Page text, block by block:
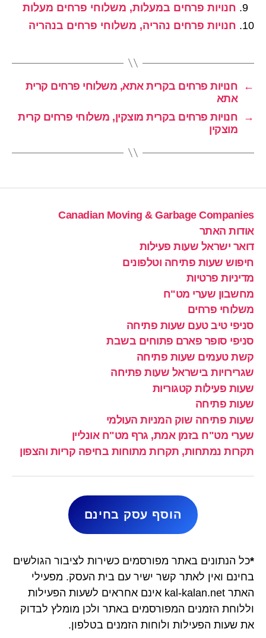
חנויות פרחים במעלות, משלוחי פרחים מעלות
חנויות פרחים נהריה, משלוחי פרחים בנהריה
←
חנויות פרחים בקרית אתא, משלוחי פרחים קרית
אתא
→
חנויות פרחים בקרית מוצקין, משלוחי פרחים קרית
מוצקין
Canadian Moving & Garbage Companies
אודות האתר
דואר ישראל שעות פעילות
חיפוש שעות פתיחה וטלפונים
מדיניות פרטיות
מחשבון שערי מט"ח
משלוחי פרחים
סניפי טיב טעם שעות פתיחה
סניפי סופר פארם פתוחים בשבת
קשת טעמים שעות פתיחה
שגרירויות בישראל שעות פתיחה
שעות פעילות קטגוריות
שעות פתיחה
שעות פתיחה שוק המניות העולמי
שערי מט"ח בזמן אמת, גרף מט"ח אונליין
תקרות נמתחות, תקרות מתוחות בחיפה קריות והצפון
הוסף עסק בחינם
*כל הנתונים באתר מפורסמים כשירות לציבור הגולשים
בחינם ואין לאתר קשר ישיר עם בית העסק. מפעילי
האתר kal-kalan.net אינם אחראים לשעות הפעילות
וללוחת הזמנים המפורסמים באתר ולכן מומלץ לבדוק
את שעות הפעילות ולוחות הזמנים בטלפון.